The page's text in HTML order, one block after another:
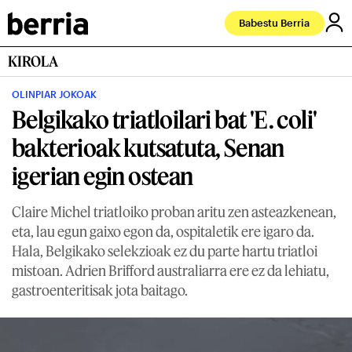
Babestu Berria
KIROLA
OLINPIAR JOKOAK
Belgikako triatloilari bat 'E. coli'
bakterioak kutsatuta, Senan
igerian egin ostean
Claire Michel triatloiko proban aritu zen asteazkenean,
eta, lau egun gaixo egon da, ospitaletik ere igaro da.
Hala, Belgikako selekzioak ez du parte hartu triatloi
mistoan. Adrien Brifford australiarra ere ez da lehiatu,
gastroenteritisak jota baitago.